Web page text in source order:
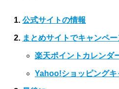
公式サイトの情報
まとめサイトでキャンペ
楽天ポイントカレンダ
Yahoo!ショッピング